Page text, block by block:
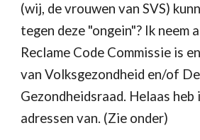
(wij, de vrouwen van SVS)
tegen deze "ongein"? Ik neem
Reclame Code Commissie is
van Volksgezondheid en/of De
Gezondheidsraad. Helaas heb
adressen van. (Zie onder)